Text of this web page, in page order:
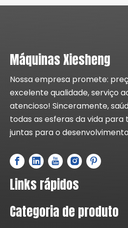
Máquinas Xiesheng
Nossa empresa promete:
excelente qualidade, serviço
atencioso! Sinceramente,
todas as esferas da vida
juntas para o
Links rápidos
Categoria de produto